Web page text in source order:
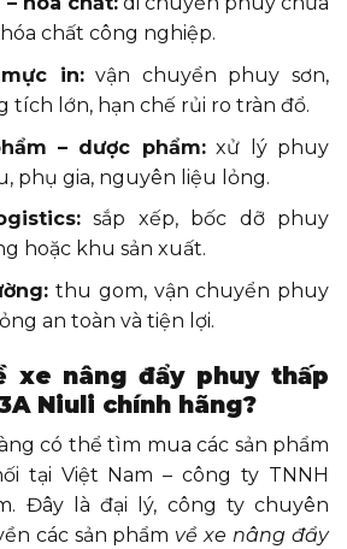
chất công nghiệp.
in:vận chuyển phuy sơn,
tích lớn, hạn chế rủi ro tràn đổ.
– dược phẩm:xử lý phuy
phụ gia, nguyên liệu lỏng.
sắp xếp, bốc dỡ phuy
hoặc khu sản xuất.
thu gom, vận chuyển phuy
an toàn và tiện lợi.
xe nâng đẩy phuy thấp
Niuli chính hãng?
có thể tìm mua các sản phẩm
tại Việt Nam – công ty TNNH
Đây là đại lý, công ty chuyên
các sản phẩm về xe nâng đẩy